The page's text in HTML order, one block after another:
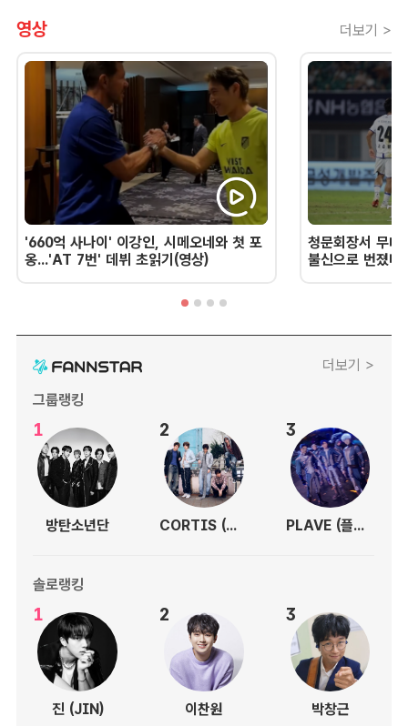
영상 더보기 >
'660억 사나이' 이강인, 시메오네와 첫 포
옹...'AT 7번' 데뷔 초읽기(영상)
청문회장서 무너
불신으로 번졌
더보기 >
그룹랭킹
1
방탄소년단
2
CORTIS (코르티스)
3
PLAVE (플레이브)
솔로랭킹
1
진 (JIN)
2
이찬원
3
박창근